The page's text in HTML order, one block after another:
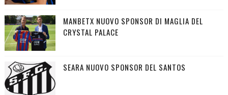
MANBETX NUOVO SPONSOR DI MAGLIA DEL
CRYSTAL PALACE
SEARA NUOVO SPONSOR DEL SANTOS